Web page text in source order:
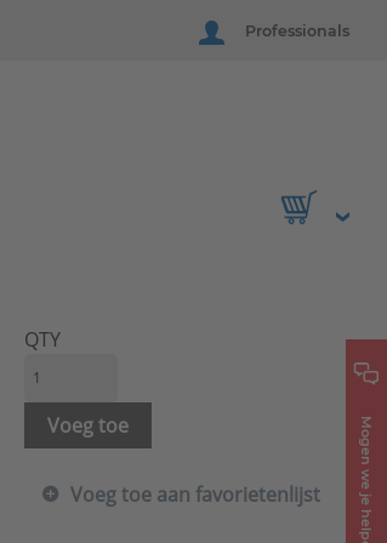
Professionals
Mogen we je helpen?
QTY
Voeg toe
Voeg toe aan favorietenlijst